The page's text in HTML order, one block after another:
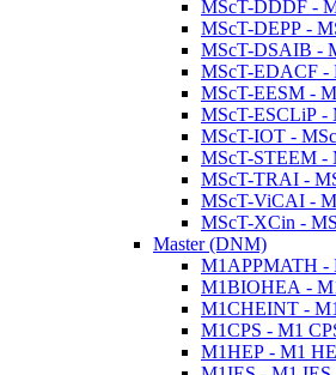
MScT-DDDF -
MScT-DEPP -
MScT-DSAIB -
MScT-EDACF -
MScT-EESM -
MScT-ESCLiP -
MScT-IOT -
MScT-STEEM -
MScT-TRAI -
MScT-ViCAI -
MScT-XCin -
Master (DNM)
M1APPMATH -
M1BIOHEA -
M1CHEINT -
M1CPS - M1
M1HEP - M1